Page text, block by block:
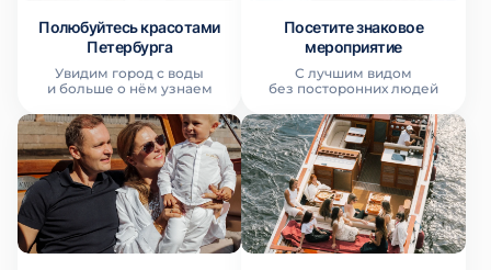
Полюбуйтесь красотами
Петербурга
Увидим город с воды
и больше о нём узнаем
Посетите знаковое
мероприятие
С лучшим видом
без посторонних людей